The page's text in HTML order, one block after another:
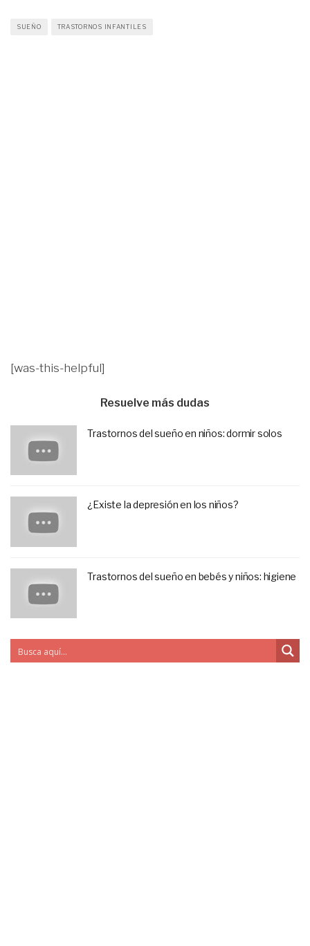
SUEÑO TRASTORNOS INFANTILES
[was-this-helpful]
Resuelve más dudas
Trastornos del sueño en niños: dormir solos
¿Existe la depresión en los niños?
Trastornos del sueño en bebés y niños: higiene